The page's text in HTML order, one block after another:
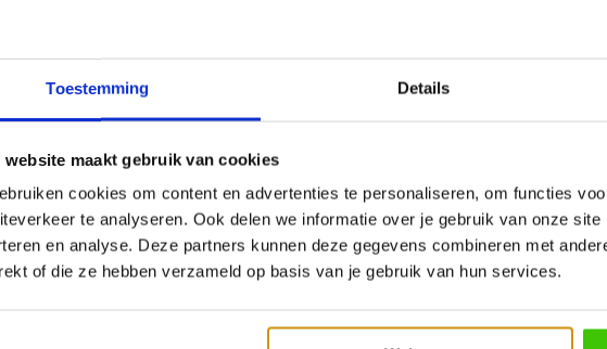
Toestemming Details
website maakt gebruik van cookies
cookies om content en advertenties te personaliseren, om functies
te analyseren. Ook delen we informatie over je gebruik van onze
en analyse. Deze partners kunnen deze gegevens combineren met
of die ze hebben verzameld op basis van je gebruik van hun services.
over dit product..
Stubb's Sweet Heat BBQ Sauce